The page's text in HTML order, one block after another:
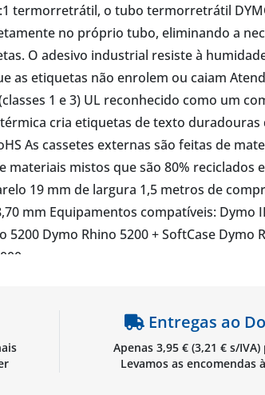
termorretrátil, o tubo termorretrátil
no próprio tubo, eliminando a
O adesivo industrial resiste à
as etiquetas não enrolem ou caiam
1 e 3) UL reconhecido como um
cria etiquetas de texto duradouras
As cassetes externas são feitas de
materiais mistos que são 80% reciclados
19 mm de largura 1,5 metros de
mm Equipamentos compatíveis: Dymo
5200 Dymo Rhino 5200 + SoftCase Dymo
Entregas ao
Apenas 3,95 € (3,21 € s/
Levamos as encomendas